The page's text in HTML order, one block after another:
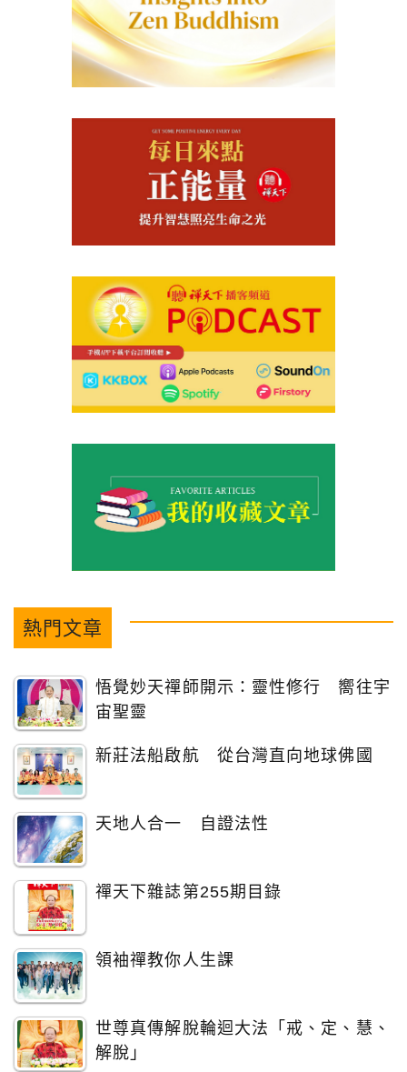
熱門文章
悟覺妙天禪師開示：靈性修行 嚮往宇
宙聖靈
新莊法船啟航 從台灣直向地球佛國
天地人合一 自證法性
禪天下雜誌第255期目錄
領袖禪教你人生課
世尊真傳解脫輪迴大法「戒、定、慧、
解脫」